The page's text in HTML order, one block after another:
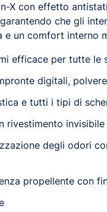
X con effetto
che gli
e un comfort interno
efficace per tutte le
digitali,
e tutti i tipi di
invisibile
degli odori
propellente con